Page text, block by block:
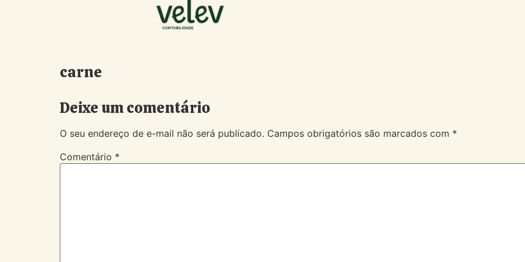
carne
Deixe um comentário
O seu endereço de e-mail não será publicado. Campos obrigatórios são marcados com *
Comentário *